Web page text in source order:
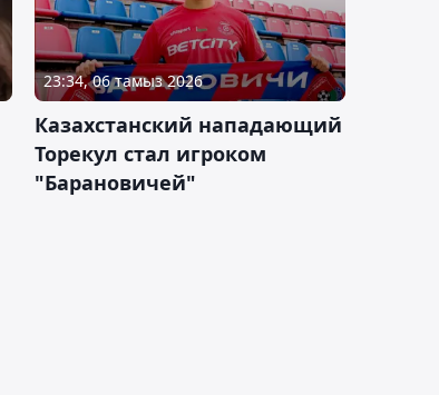
23:34, 06 тамыз 2026
Казахстанский нападающий
Торекул стал игроком
"Барановичей"